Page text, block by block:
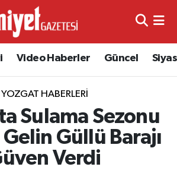
Video Haberler Güncel
YOZGAT HABERLERI
Sulama Sezonu
Gelin Güllü Barajı
Verdi